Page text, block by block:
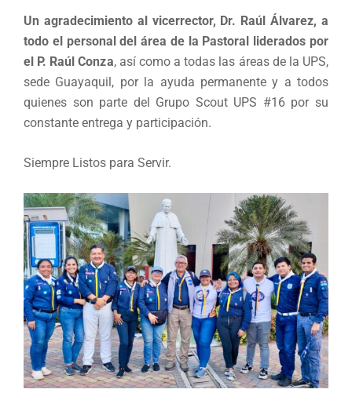
Un agradecimiento al vicerrector, Dr. Raúl Álvarez, a
todo el personal del área de la Pastoral liderados por
el P. Raúl Conza, así como a todas las áreas de la UPS,
sede Guayaquil, por la ayuda permanente y a todos
quienes son parte del Grupo Scout UPS #16 por su
constante entrega y participación.
Siempre Listos para Servir.